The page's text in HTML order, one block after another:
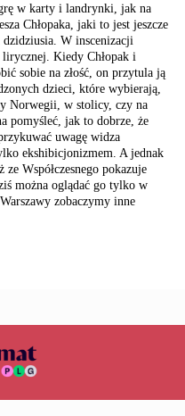
w karty i landrynki, jak na
Chłopaka, jaki to jest jeszcze
W inscenizacji
lirycznej. Kiedy Chłopak i
sobie na złość, on przytula ją
dzieci, które wybierają,
Norwegii, w stolicy, czy na
pomyśleć, jak to dobrze, że
uwagę widza
ekshibicjonizmem. A jednak
Współczesnego pokazuje
można oglądać go tylko w
zobaczymy inne